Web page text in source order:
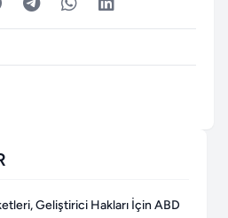
Geliştirici Hakları İçin ABD